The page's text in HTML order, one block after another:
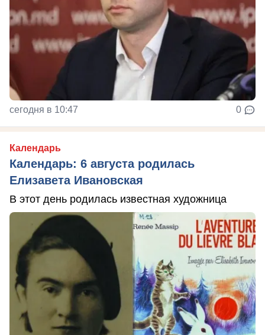
сегодня в 10:47 0
Календарь
Календарь: 6 августа родилась
Елизавета Ивановская
В этот день родилась известная художница